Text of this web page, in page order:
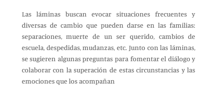
Las láminas buscan evocar situaciones frecuentes y
diversas de cambio que pueden darse en las familias:
separaciones, muerte de un ser querido, cambios de
escuela, despedidas, mudanzas, etc. Junto con las láminas,
se sugieren algunas preguntas para fomentar el diálogo y
colaborar con la superación de estas circunstancias y las
emociones que los acompañan